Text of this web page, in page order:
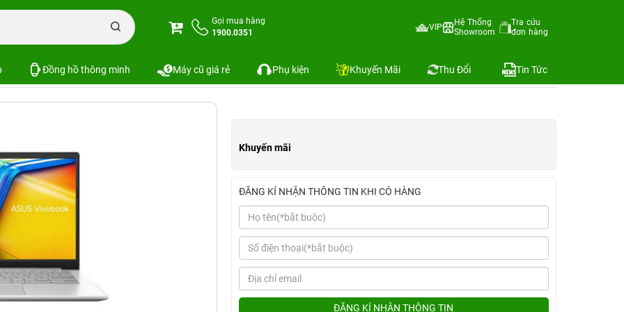
Gọi mua hàng
1900.0351
VIP
Hệ Thống
Showroom
Tra cứu
đơn hàng
Đồng hồ thông minh Máy cũ giá rẻ Phụ kiện Khuyến Mãi Thu Đổi Tin Tức
ASUS Vivobook Go 14 (AMD Ryzen 5 7520U, 16GB | 512GB, 14.0", FHD)
5 7520U, 16GB | 512GB, 14.0", FHD)
Khuyến mãi
ĐĂNG KÍ NHẬN THÔNG TIN KHI CÓ HÀNG
ĐĂNG KÍ NHẬN THÔNG TIN